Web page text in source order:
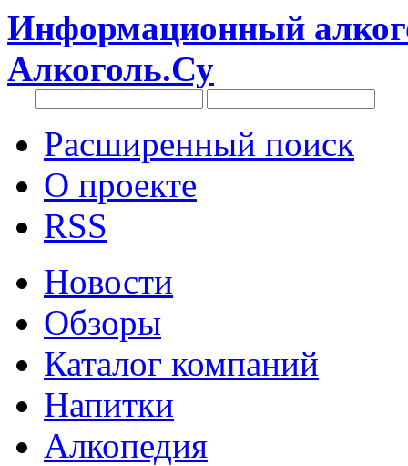
Информационный
Алкоголь.Су
Расширенный поиск
О проекте
RSS
Новости
Обзоры
Каталог компаний
Напитки
Алкопедия